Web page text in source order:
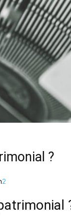
?
2